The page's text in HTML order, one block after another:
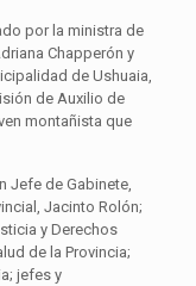
por la ministra de
Chapperón y
de Ushuaia,
de Auxilio de
montañista que
Jefe de Gabinete,
Jacinto Rolón;
y Derechos
de la Provincia;
jefes y